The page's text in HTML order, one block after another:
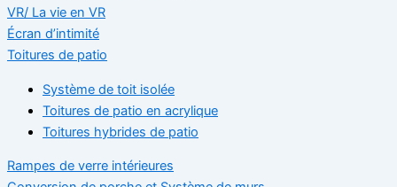
VR/ La vie en VR
Écran d’intimité
Toitures de patio
Système de toit isolée
Toitures de patio en acrylique
Toitures hybrides de patio
Rampes de verre intérieures